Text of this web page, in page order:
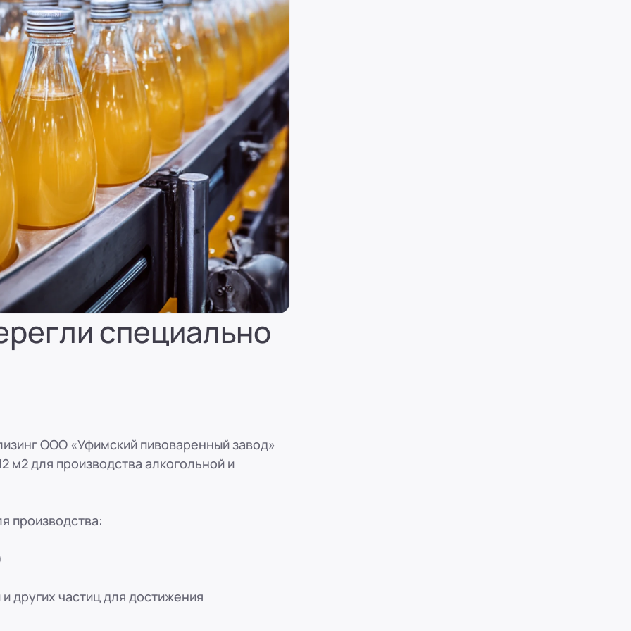
520)
153)
320)
220)
129)
240)
153)
153)
153)
153)
специально
ООО «Уфимский пивоваренный завод»
м2 для производства алкогольной и
производства:
других частиц для достижения